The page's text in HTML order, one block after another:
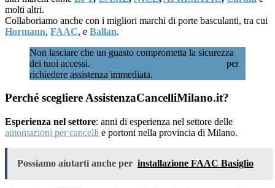
molti altri.
Collaboriamo anche con i migliori marchi di porte basculanti, tra cui
Hormann, FAAC, e Ballan.
Non lasciare che un guasto comprometta la sicurezza
dei tuoi accessi.
per
richiedere assistenza immediata.
Perché scegliere AssistenzaCancelliMilano.it?
Esperienza nel settore: anni di esperienza nel settore delle
automazioni per cancelli e portoni nella provincia di Milano.
Possiamo aiutarti anche per installazione FAAC Basiglio